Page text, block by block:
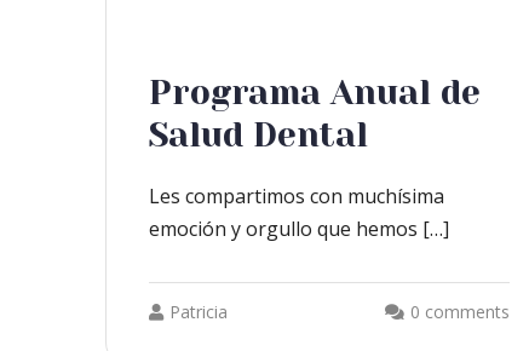
Programa Anual de
Salud Dental
Les compartimos con muchísima
emoción y orgullo que hemos […]
Patricia 0 comments